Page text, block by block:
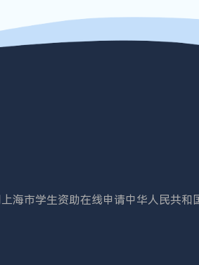
上海市学生资助在线申请中华人民共和